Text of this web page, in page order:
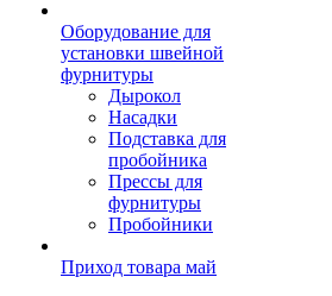
Оборудование для
установки швейной
фурнитуры
Дырокол
Насадки
Подставка для
пробойника
Прессы для
фурнитуры
Пробойники
Приход товара май